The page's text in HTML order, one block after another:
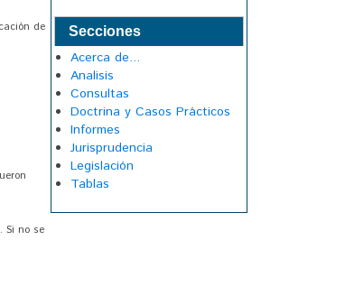
de
Si no se
Secciones
Acerca de...
Analisis
Consultas
Doctrina y Casos Prácticos
Informes
Jurisprudencia
Legislación
Tablas